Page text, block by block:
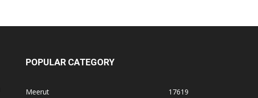
POPULAR CATEGORY
Meerut 17619